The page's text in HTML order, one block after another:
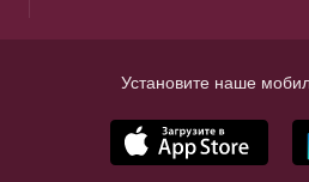
Установите наше